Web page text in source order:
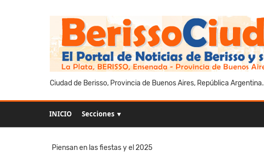
Ciudad de Berisso, Provincia de Buenos Aires, República Argentina.
INICIO Secciones ▼
Piensan en las fiestas y el 2025